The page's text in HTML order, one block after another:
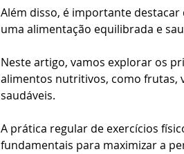
Além disso, é importante
uma alimentação equilibrada e
Neste artigo, vamos explorar os
alimentos nutritivos, como frutas,
saudáveis.
A prática regular de exercícios
fundamentais para maximizar a